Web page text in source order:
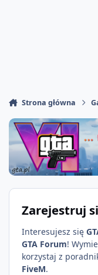
Strona główna
Zarejestruj
Interesujesz się
GTA Forum!
korzystaj z
FiveM.